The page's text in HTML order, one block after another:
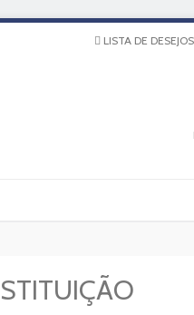
LISTA DE DESEJOS